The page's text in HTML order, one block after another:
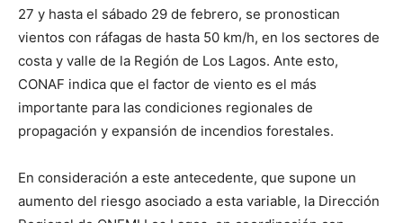
27 y hasta el sábado 29 de febrero, se pronostican
vientos con ráfagas de hasta 50 km/h, en los sectores de
costa y valle de la Región de Los Lagos. Ante esto,
CONAF indica que el factor de viento es el más
importante para las condiciones regionales de
propagación y expansión de incendios forestales.
En consideración a este antecedente, que supone un
aumento del riesgo asociado a esta variable, la Dirección